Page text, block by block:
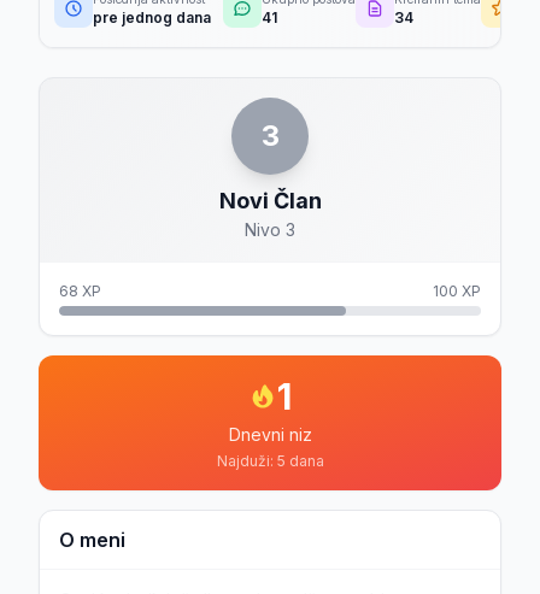
pre jednog dana 41 34
3
Novi Član
Nivo 3
68 XP 100 XP
1
Dnevni niz
Najduži: 5 dana
O meni